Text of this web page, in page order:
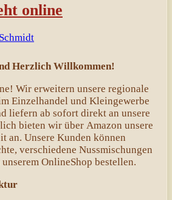
online
Herzlich Willkommen!
Wir erweitern unsere regionale
Einzelhandel und Kleingewerbe
liefern ab sofort direkt an unsere
bieten wir über Amazon unsere
an. Unsere Kunden können
verschiedene Nussmischungen
OnlineShop bestellen.